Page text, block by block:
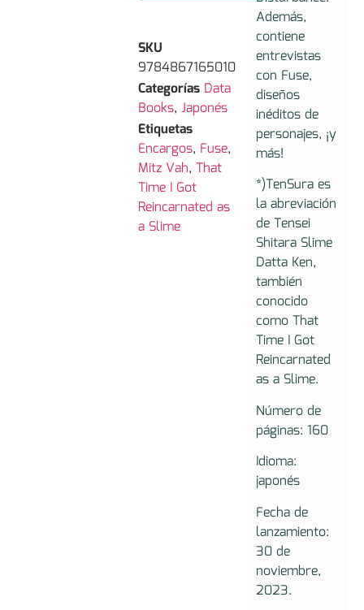
SKU
9784867165010
Categorías Data
Books,Japonés
Etiquetas
Encargos, Fuse,
Mitz Vah,That
Time I Got
Reincarnated as
a Slime
Además,
contiene
entrevistas
con Fuse,
diseños
inéditos de
personajes, ¡y
más!
*)TenSura es
la abreviación
de Tensei
Shitara Slime
Datta Ken,
también
conocido
como That
Time I Got
Reincarnated
as a Slime.
Número de
páginas: 160
Idioma:
japonés
Fecha de
lanzamiento:
30 de
noviembre,
2023.